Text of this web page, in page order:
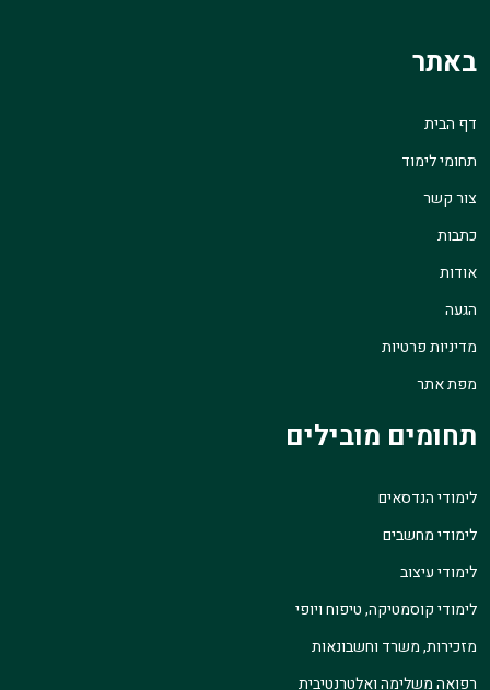
באתר
דף הבית
תחומי לימוד
צור קשר
כתבות
אודות
הגעה
מדיניות פרטיות
מפת אתר
תחומים מובילים
לימודי הנדסאים
לימודי מחשבים
לימודי עיצוב
לימודי קוסמטיקה, טיפוח ויופי
מזכירות, משרד וחשבונאות
רפואה משלימה ואלטרנטיבית